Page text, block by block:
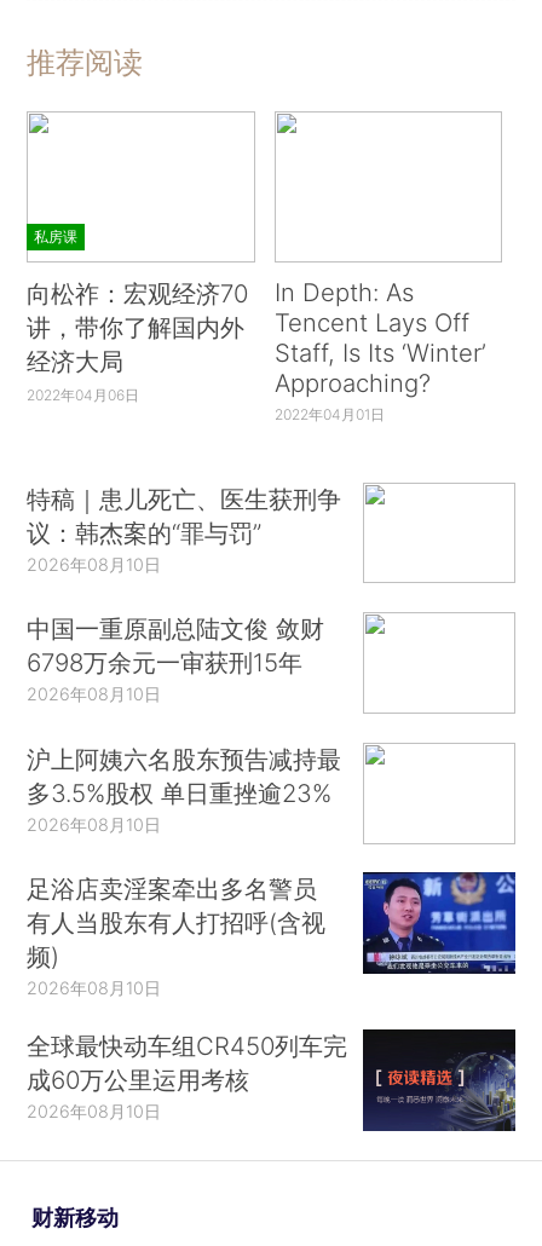
推荐阅读
私房课
向松祚：宏观经济70
讲，带你了解国内外
经济大局
2022年04月06日
In Depth: As
Tencent Lays Off
Staff, Is Its ‘Winter’
Approaching?
2022年04月01日
特稿｜患儿死亡、医生获刑争
议：韩杰案的“罪与罚”
2026年08月10日
中国一重原副总陆文俊 敛财
6798万余元一审获刑15年
2026年08月10日
沪上阿姨六名股东预告减持最
多3.5%股权 单日重挫逾23%
2026年08月10日
足浴店卖淫案牵出多名警员
有人当股东有人打招呼(含视
频)
2026年08月10日
全球最快动车组CR450列车完
成60万公里运用考核
2026年08月10日
财新移动